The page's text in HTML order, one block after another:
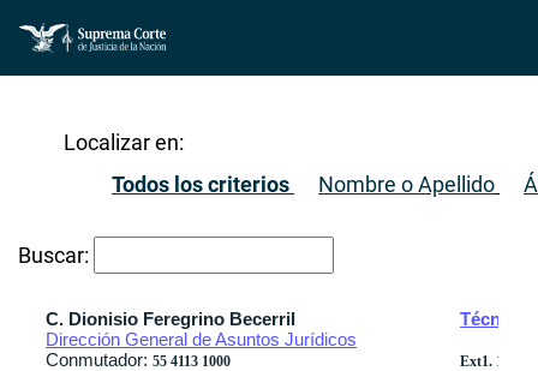
Localizar en:
Todos los criterios
Nombre o Apellido
Buscar:
C. Dionisio Feregrino Becerril
Técnico
Dirección General de Asuntos Jurídicos
Conmutador: 55 4113 1000 Ext1. 1191 /